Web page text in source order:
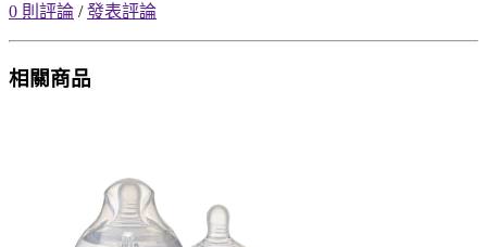
0 則評論 /發表評論
相關商品